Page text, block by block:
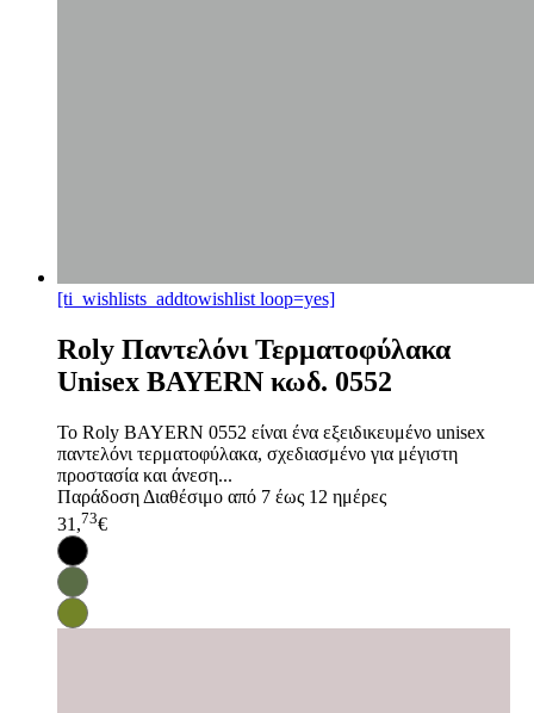
[ti_wishlists_addtowishlist loop=yes]
Roly Παντελόνι Τερματοφύλακα
Unisex BAYERN κωδ. 0552
Το Roly BAYERN 0552 είναι ένα εξειδικευμένο unisex
παντελόνι τερματοφύλακα, σχεδιασμένο για μέγιστη
προστασία και άνεση...
Παράδοση Διαθέσιμο από 7 έως 12 ημέρες
31,73€